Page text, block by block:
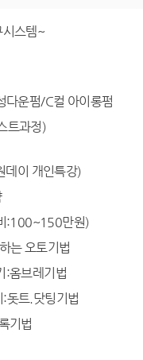
시스템~
다운펌/C컬 아이롱펌
트과정)
데이 개인특강)
:100~150만원)
는 오토기법
:옴브레기법
돗트.닷팅기법
기법